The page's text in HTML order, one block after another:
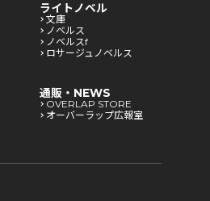
ライトノベル
文庫
ノベルス
ノベルスf
ロサージュノベルス
通販・NEWS
OVERLAP STORE
オーバーラップ広報室